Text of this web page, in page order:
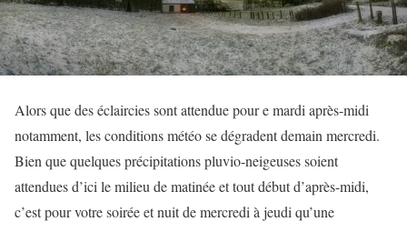
Alors que des éclaircies sont attendue pour e mardi après-midi
notamment, les conditions météo se dégradent demain mercredi.
Bien que quelques précipitations pluvio-neigeuses soient
attendues d’ici le milieu de matinée et tout début d’après-midi,
c’est pour votre soirée et nuit de mercredi à jeudi qu’une